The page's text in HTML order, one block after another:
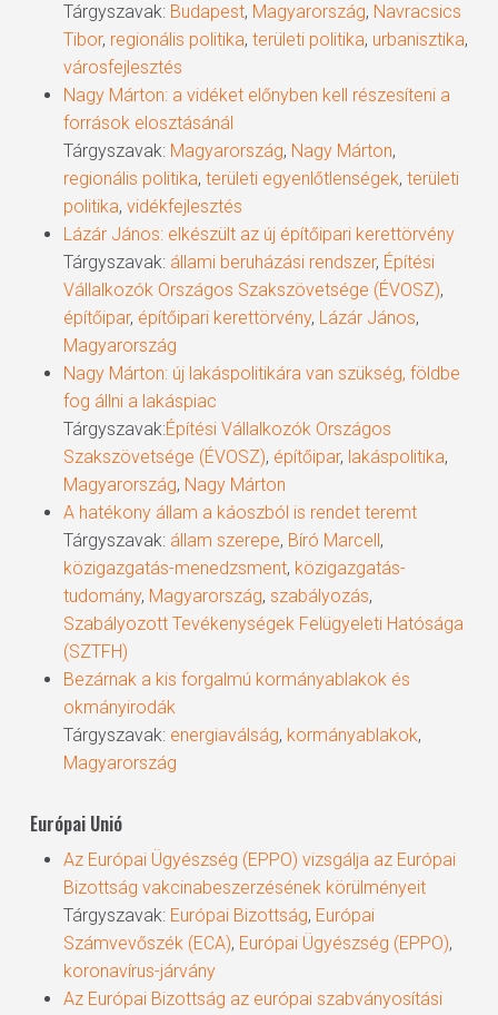
Tárgyszavak: Budapest, Magyarország, Navracsics
Tibor, regionális politika, területi politika, urbanisztika,
városfejlesztés
Nagy Márton: a vidéket előnyben kell részesíteni a
források elosztásánál
Tárgyszavak: Magyarország, Nagy Márton,
regionális politika, területi egyenlőtlenségek, területi
politika, vidékfejlesztés
Lázár János: elkészült az új építőipari kerettörvény
Tárgyszavak: állami beruházási rendszer, Építési
Vállalkozók Országos Szakszövetsége (ÉVOSZ),
építőipar, építőipari kerettörvény, Lázár János,
Magyarország
Nagy Márton: új lakáspolitikára van szükség, földbe
fog állni a lakáspiac
Tárgyszavak:Építési Vállalkozók Országos
Szakszövetsége (ÉVOSZ), építőipar, lakáspolitika,
Magyarország, Nagy Márton
A hatékony állam a káoszból is rendet teremt
Tárgyszavak: állam szerepe, Bíró Marcell,
közigazgatás-menedzsment, közigazgatás-
tudomány, Magyarország, szabályozás,
Szabályozott Tevékenységek Felügyeleti Hatósága
(SZTFH)
Bezárnak a kis forgalmú kormányablakok és
okmányirodák
Tárgyszavak: energiaválság, kormányablakok,
Magyarország
Európai Unió
Az Európai Ügyészség (EPPO) vizsgálja az Európai
Bizottság vakcinabeszerzésének körülményeit
Tárgyszavak: Európai Bizottság, Európai
Számvevőszék (ECA), Európai Ügyészség (EPPO),
koronavírus-járvány
Az Európai Bizottság az európai szabványosítási